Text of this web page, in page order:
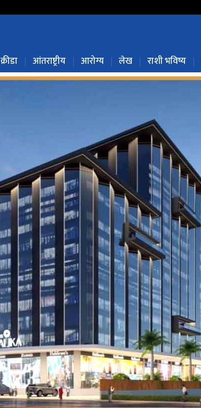
क्रीडा आंतराष्ट्रीय आरोग्य लेख राशी भविष्य